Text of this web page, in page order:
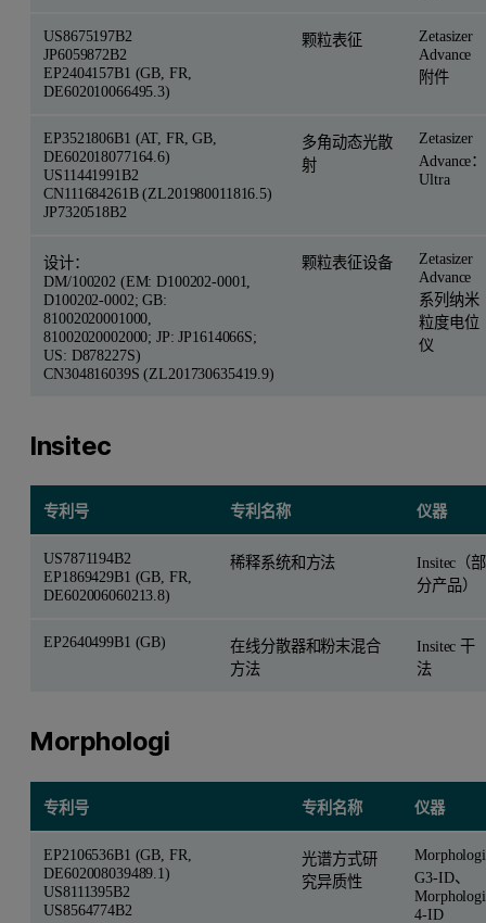
US8675197B2
JP6059872B2
EP2404157B1 (GB, FR,
DE602010066495.3)
颗粒表征
Zetasizer
Advance
附件
EP3521806B1 (AT, FR, GB,
DE602018077164.6)
US11441991B2
CN111684261B (ZL201980011816.5)
JP7320518B2
多角动态光散
射
Zetasizer
Advance：
Ultra
设计：
DM/100202 (EM: D100202-0001,
D100202-0002; GB:
81002020001000,
81002020002000; JP: JP1614066S;
US: D878227S)
CN304816039S (ZL201730635419.9)
颗粒表征设备
Zetasizer
Advance
系列纳米
粒度电位
仪
Insitec
专利号 专利名称 仪器
US7871194B2
EP1869429B1 (GB, FR,
DE602006060213.8)
稀释系统和方法
Insitec（部
分产品）
EP2640499B1 (GB)
在线分散器和粉末混合
方法
Insitec 干
法
Morphologi
专利号 专利名称 仪器
EP2106536B1 (GB, FR,
DE602008039489.1)
US8111395B2
US8564774B2
光谱方式研
究异质性
Morphologi
G3-ID、
Morphologi
4-ID